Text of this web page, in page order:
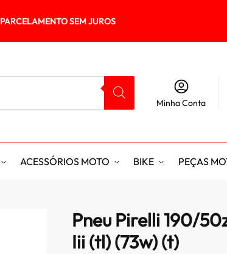
PARCELAMENTO SEM JUROS
Minha Conta
ACESSÓRIOS MOTO BIKE PEÇAS
Pneu Pirelli 190/
Iii (tl) (73w) (t)